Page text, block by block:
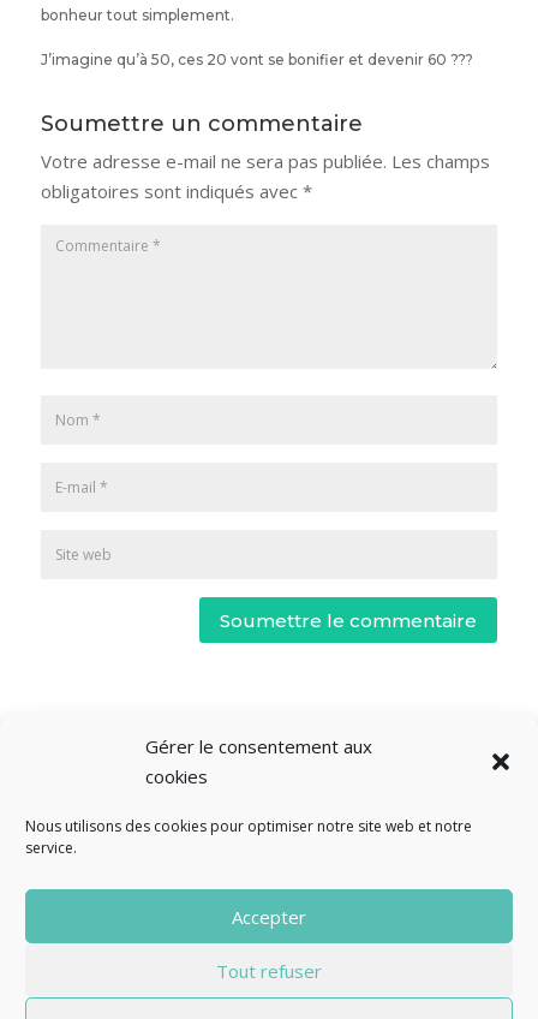
Gérer le consentement aux
cookies
Nous utilisons des cookies pour optimiser notre site web et notre
service.
Accepter
Tout refuser
bonheur tout simplement.
J’imagine qu’à 50, ces 20 vont se bonifier et devenir 60 ???
Soumettre un commentaire
Votre adresse e-mail ne sera pas publiée. Les champs
obligatoires sont indiqués avec *
Soumettre le commentaire
Mentions légales
Politique de confidentialité
Contact